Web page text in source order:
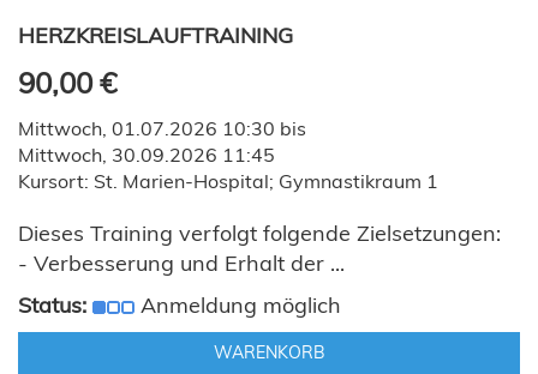
HERZKREISLAUFTRAINING
90,00 €
Mittwoch, 01.07.2026 10:30 bis
Mittwoch, 30.09.2026 11:45
Kursort: St. Marien-Hospital; Gymnastikraum 1
Dieses Training verfolgt folgende Zielsetzungen:
- Verbesserung und Erhalt der ...
Status:
Anmeldung möglich
WARENKORB